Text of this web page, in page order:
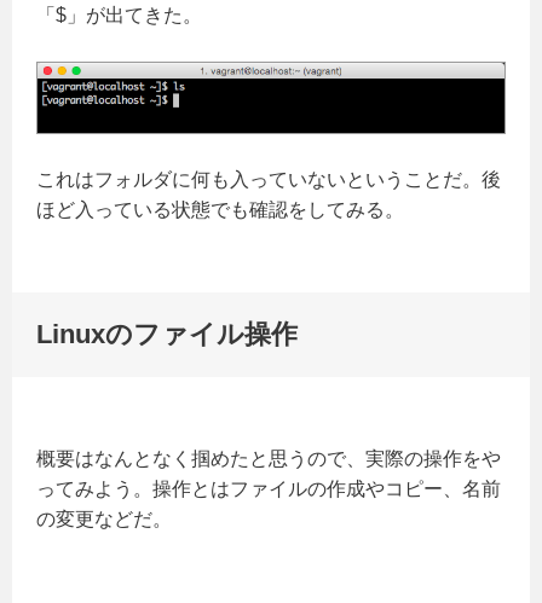
「$」が出てきた。
これはフォルダに何も入っていないということだ。後
ほど入っている状態でも確認をしてみる。
Linuxのファイル操作
概要はなんとなく掴めたと思うので、実際の操作をや
ってみよう。操作とはファイルの作成やコピー、名前
の変更などだ。